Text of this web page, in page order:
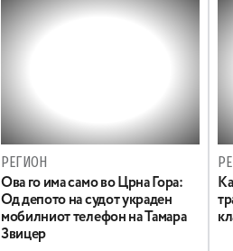
РЕГИОН
Oва го има само во Црна Гора:
Од депото на судот украден
мобилниот телефон на Тамара
Звицер